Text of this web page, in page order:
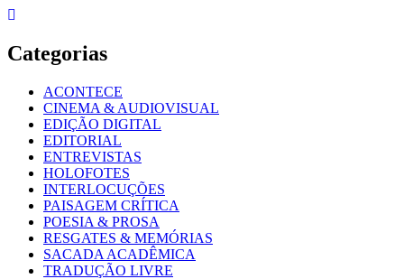
Skip
content
Categorias
ACONTECE
CINEMA & AUDIOVISUAL
EDIÇÃO DIGITAL
EDITORIAL
ENTREVISTAS
HOLOFOTES
INTERLOCUÇÕES
PAISAGEM CRÍTICA
POESIA & PROSA
RESGATES & MEMÓRIAS
SACADA ACADÊMICA
TRADUÇÃO LIVRE